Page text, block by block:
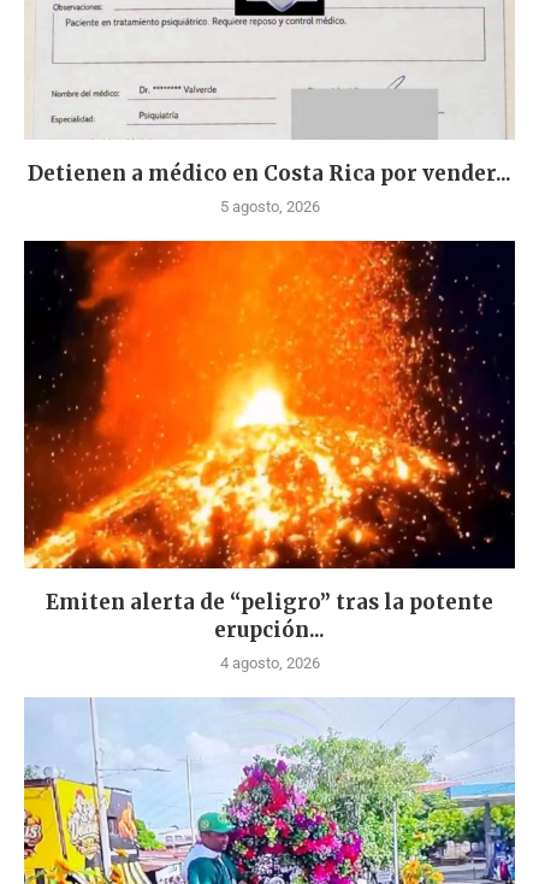
Detienen a médico en Costa Rica por vender...
5 agosto, 2026
Emiten alerta de “peligro” tras la potente
erupción...
4 agosto, 2026